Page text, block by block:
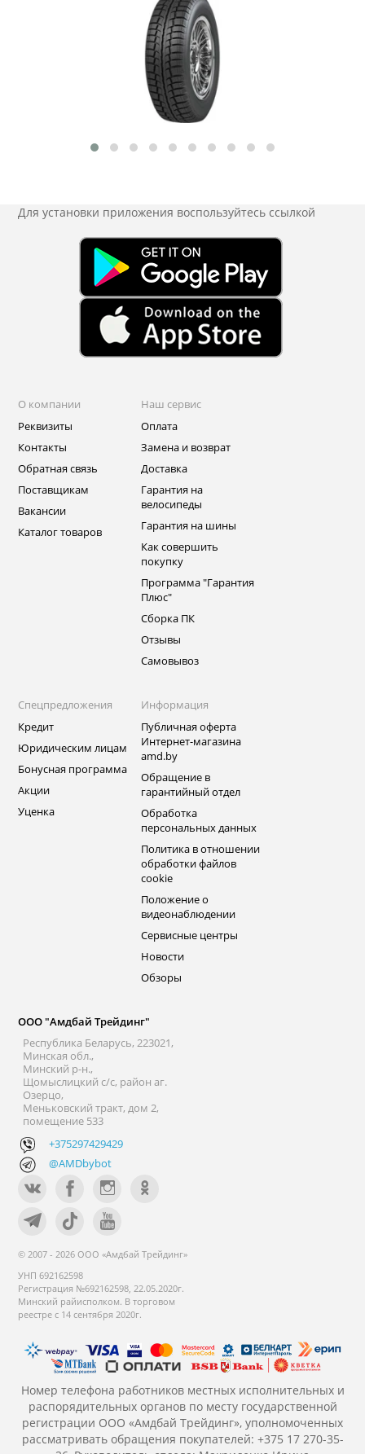
Для установки приложения воспользуйтесь ссылкой
О компании
Реквизиты
Контакты
Обратная связь
Поставщикам
Вакансии
Каталог товаров
Наш сервис
Оплата
Замена и возврат
Доставка
Гарантия на
велосипеды
Гарантия на шины
Как совершить
покупку
Программа "Гарантия
Плюс"
Сборка ПК
Отзывы
Самовывоз
Спецпредложения
Кредит
Юридическим лицам
Бонусная программа
Акции
Уценка
Информация
Публичная оферта
Интернет-магазина
amd.by
Обращение в
гарантийный отдел
Обработка
персональных данных
Политика в отношении
обработки файлов
cookie
Положение о
видеонаблюдении
Сервисные центры
Новости
Обзоры
ООО "Амдбай Трейдинг"
Республика Беларусь, 223021,
Минская обл.,
Минский р-н.,
Щомыслицкий с/с, район аг.
Озерцо,
Меньковский тракт, дом 2,
помещение 533
+375297429429
@AMDbybot
© 2007 - 2026 ООО «Амдбай Трейдинг»
УНП 692162598
Регистрация №692162598, 22.05.2020г.
Минский райисполком. В торговом
реестре с 14 сентября 2020г.
Номер телефона работников местных исполнительных и
распорядительных органов по месту государственной
регистрации ООО «Амдбай Трейдинг», уполномоченных
рассматривать обращения покупателей: +375 17 270-35-